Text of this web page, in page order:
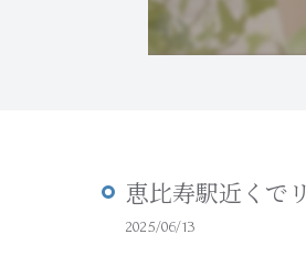
恵比寿駅近くで
2025/06/13